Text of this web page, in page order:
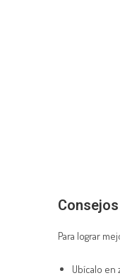
Para lograr
Ubícalo en